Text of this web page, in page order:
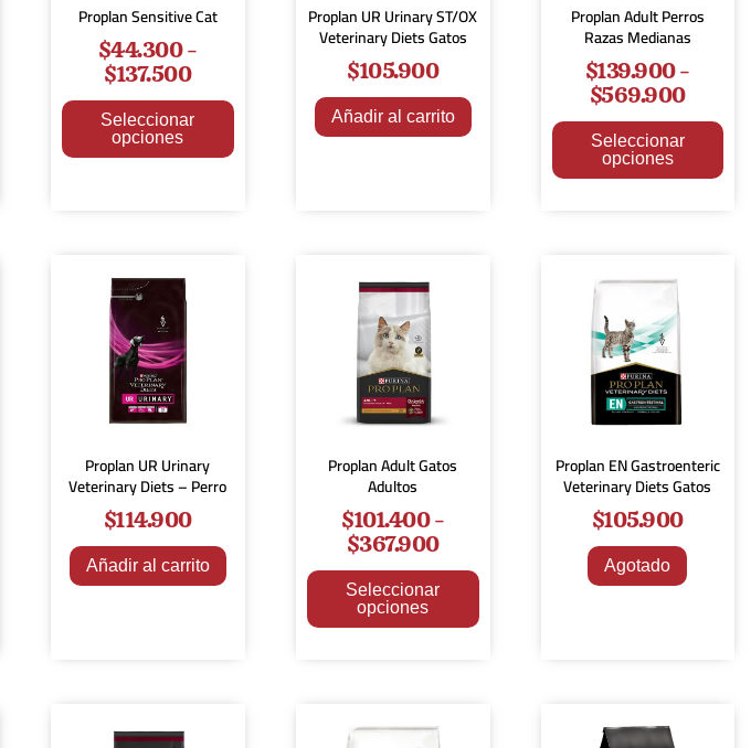
Proplan Sensitive Cat
$44.300-
$137.500
Seleccionar
opciones
Proplan UR Urinary ST/OX
Veterinary Diets Gatos
$105.900
Añadir al carrito
Proplan Adult Perros
Razas Medianas
$139.900-
$569.900
Seleccionar
opciones
Proplan UR Urinary
Veterinary Diets – Perro
$114.900
Añadir al carrito
Proplan Adult Gatos
Adultos
$101.400-
$367.900
Seleccionar
opciones
Proplan EN Gastroenteric
Veterinary Diets Gatos
$105.900
Agotado